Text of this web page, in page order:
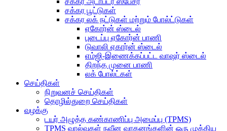
சக்கர பூட்டுகள்
சக்கர லக் நட்டுகள் மற்றும் போல்ட்டுகள்
ஏகோர்ன் ஸ்டைல்
புடைப்பு ஏகோர்ன் பாணி
டுவாலி ஏகார்ன் ஸ்டைல்
எம்ஜி-இணைக்கப்பட்ட வாஷர் ஸ்டைல்
திறந்த முனை பாணி
லக் போல்ட்கள்
செய்திகள்
நிறுவனச் செய்திகள்
தொழில்துறை செய்திகள்
வழக்கு
டயர் அழுத்த கண்காணிப்பு அமைப்பு (TPMS)
TPMS வால்வுகள் நவீன வாகனங்களின் ஒரு முக்கிய